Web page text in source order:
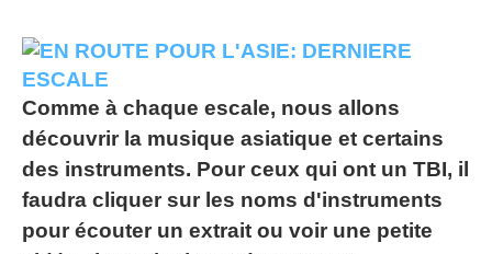
Comme à chaque escale, nous allons
découvrir la musique asiatique et certains
des instruments. Pour ceux qui ont un TBI, il
faudra cliquer sur les noms d'instruments
pour écouter un extrait ou voir une petite